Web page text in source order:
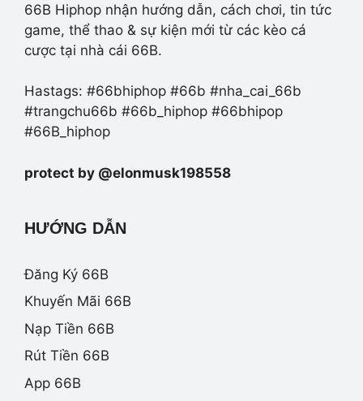
66B Hiphop nhận hướng dẫn, cách chơi, tin tức
game, thể thao & sự kiện mới từ các kèo cá
cược tại nhà cái 66B.
Hastags: #66bhiphop #66b #nha_cai_66b
#trangchu66b #66b_hiphop #66bhipop
#66B_hiphop
protect by @elonmusk198558
HƯỚNG DẪN
Đăng Ký 66B
Khuyến Mãi 66B
Nạp Tiền 66B
Rút Tiền 66B
App 66B